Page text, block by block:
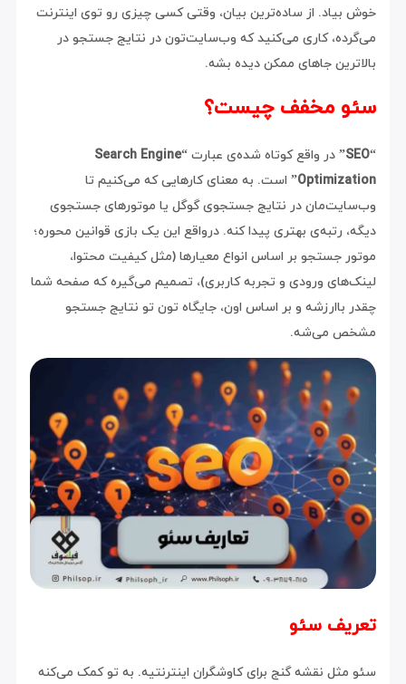
خوش بیاد. از ساده‌ترین بیان، وقتی کسی چیزی رو توی اینترنت
می‌گرده، کاری می‌کنید که وب‌سایت‌تون در نتایج جستجو در
بالاترین جاهای ممکن دیده بشه.
سئو مخفف چیست؟
“SEO” در واقع کوتاه شده‌ی عبارت “Search Engine
Optimization” است. به معنای کارهایی که می‌کنیم تا
وب‌سایت‌مان در نتایج جستجوی گوگل یا موتورهای جستجوی
دیگه، رتبه‌ی بهتری پیدا کنه. درواقع این یک بازی قوانین محوره؛
موتور جستجو بر اساس انواع معیارها (مثل کیفیت محتوا،
لینک‌های ورودی و تجربه کاربری)، تصمیم می‌گیره که صفحه شما
چقدر باارزشه و بر اساس اون، جایگاه تون تو نتایج جستجو
مشخص می‌شه.
تعریف سئو
سئو مثل نقشه گنج برای کاوشگران اینترنتیه. به تو کمک می‌کنه